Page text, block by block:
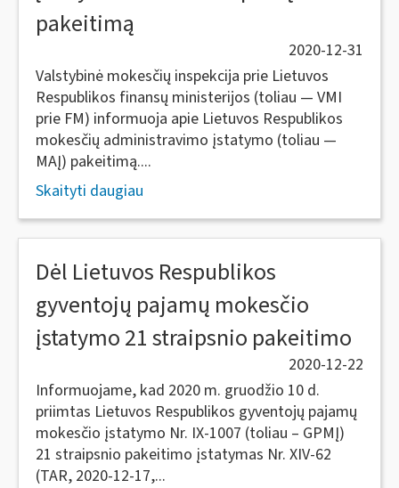
pakeitimą
2020-12-31
Valstybinė mokesčių inspekcija prie Lietuvos
Respublikos finansų ministerijos (toliau — VMI
prie FM) informuoja apie Lietuvos Respublikos
mokesčių administravimo įstatymo (toliau —
MAĮ) pakeitimą....
Skaityti daugiau
Dėl Lietuvos Respublikos
gyventojų pajamų mokesčio
įstatymo 21 straipsnio pakeitimo
2020-12-22
Informuojame, kad 2020 m. gruodžio 10 d.
priimtas Lietuvos Respublikos gyventojų pajamų
mokesčio įstatymo Nr. IX-1007 (toliau – GPMĮ)
21 straipsnio pakeitimo įstatymas Nr. XIV-62
(TAR, 2020-12-17,...